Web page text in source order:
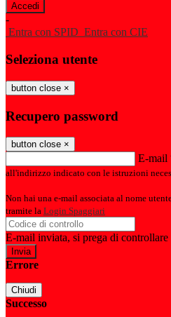
-
Entra con SPID Entra con CIE
Seleziona utente
button close ×
Recupero password
button close ×
E-mail
all'indirizzo indicato con le istruzioni
Non hai una e-mail associata al nome
tramite la Login Spaggiari
E-mail inviata, si prega di controllare
Errore
Chiudi
Successo